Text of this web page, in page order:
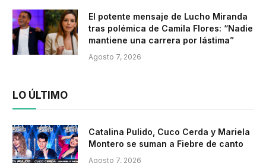
El potente mensaje de Lucho Miranda
tras polémica de Camila Flores: “Nadie
mantiene una carrera por lástima”
Agosto 7, 2026
LO ÚLTIMO
Catalina Pulido, Cuco Cerda y Mariela
Montero se suman a Fiebre de canto
Agosto 7, 2026